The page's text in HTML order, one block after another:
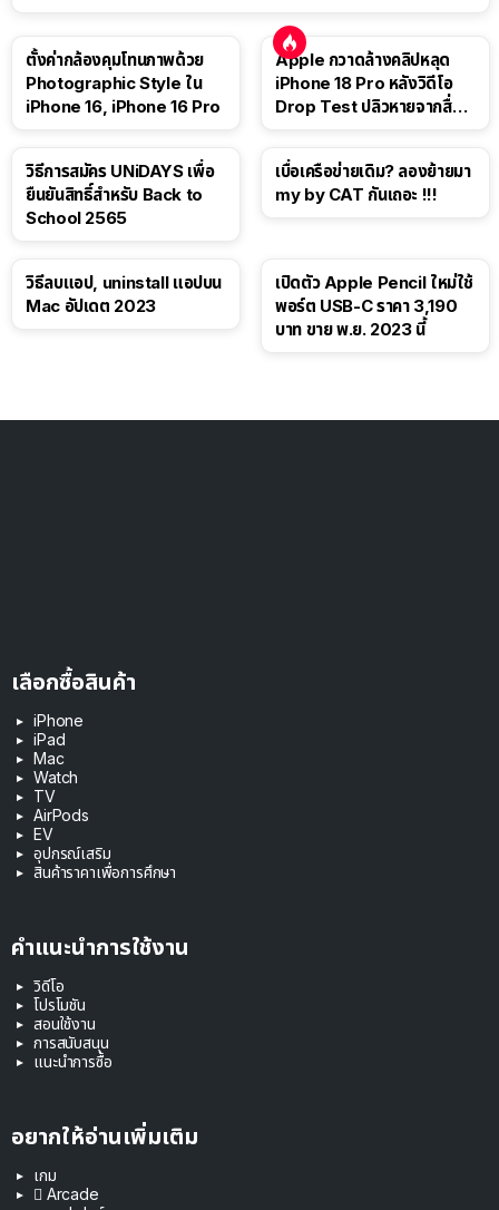
ตั้งค่ากล้องคุมโทนภาพด้วย
Photographic Style ใน
iPhone 16, iPhone 16 Pro
Apple กวาดล้างคลิปหลุด
iPhone 18 Pro หลังวิดีโอ
Drop Test ปลิวหายจากสื่อ
วิธีการสมัคร UNiDAYS เพื่อ
ยืนยันสิทธิ์สำหรับ Back to
School 2565
เบื่อเครือข่ายเดิม? ลองย้ายมา
my by CAT กันเถอะ !!!
วิธีลบแอป, uninstall แอปบน
Mac อัปเดต 2023
เปิดตัว Apple Pencil ใหม่ใช้
พอร์ต USB-C ราคา 3,190
บาท ขาย พ.ย. 2023 นี้
เลือกซื้อสินค้า
iPhone
iPad
Mac
Watch
TV
AirPods
EV
อุปกรณ์เสริม
สินค้าราคาเพื่อการศึกษา
คำแนะนำการใช้งาน
วิดีโอ
โปรโมชัน
สอนใช้งาน
การสนับสนุน
แนะนำการซื้อ
อยากให้อ่านเพิ่มเติม
เกม
 Arcade